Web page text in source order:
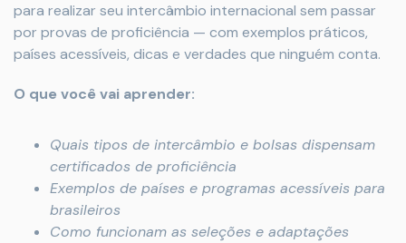
para realizar seu intercâmbio internacional sem passar
por provas de proficiência — com exemplos práticos,
países acessíveis, dicas e verdades que ninguém conta.
O que você vai aprender:
Quais tipos de intercâmbio e bolsas dispensam
certificados de proficiência
Exemplos de países e programas acessíveis para
brasileiros
Como funcionam as seleções e adaptações